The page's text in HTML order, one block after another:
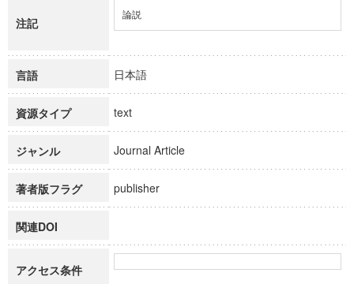
注記
論説
言語 日本語
資源タイプ text
ジャンル Journal Article
著者版フラグ publisher
関連DOI
アクセス条件